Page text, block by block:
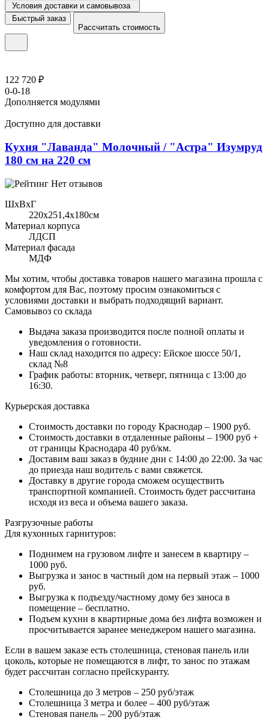
Условия доставки и самовывоза
Быстрый заказ
Рассчитать стоимость
122 720 ₽
0-0-18
Дополняется модулями
Доступно для доставки
Кухня "Лаванда" Молочный / "Астра" Изумруд
180 см на 220 см
Нет отзывов
ШхВхГ
220x251,4х180см
Материал корпуса
ЛДСП
Материал фасада
МДФ
Мы хотим, чтобы доставка товаров нашего магазина прошла с
комфортом для Вас, поэтому просим ознакомиться с
условиями доставки и выбрать подходящий вариант.
Самовывоз со склада
Выдача заказа производится после полной оплаты и
уведомления о готовности.
Наш склад находится по адресу: Ейское шоссе 50/1,
склад №8
График работы: вторник, четверг, пятница с 13:00 до
16:30.
Курьерская доставка
Стоимость доставки по городу Краснодар – 1900 руб.
Стоимость доставки в отдаленные районы – 1900 руб +
от границы Краснодара 40 руб/км.
Доставим ваш заказ в будние дни с 14:00 до 22:00. За час
до приезда наш водитель с вами свяжется.
Доставку в другие города сможем осуществить
транспортной компанией. Стоимость будет рассчитана
исходя из веса и объема вашего заказа.
Разгрузочные работы
Для кухонных гарнитуров:
Поднимем на грузовом лифте и занесем в квартиру –
1000 руб.
Выгрузка и занос в частный дом на первый этаж – 1000
руб.
Выгрузка к подъезду/частному дому без заноса в
помещение – бесплатно.
Подъем кухни в квартирные дома без лифта возможен и
просчитывается заранее менеджером нашего магазина.
Если в вашем заказе есть столешница, стеновая панель или
цоколь, которые не помещаются в лифт, то занос по этажам
будет рассчитан согласно прейскуранту.
Столешница до 3 метров – 250 руб/этаж
Столешница 3 метра и более – 400 руб/этаж
Стеновая панель – 200 руб/этаж